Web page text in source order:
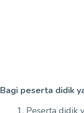
Bagi peserta didik
Peserta didik